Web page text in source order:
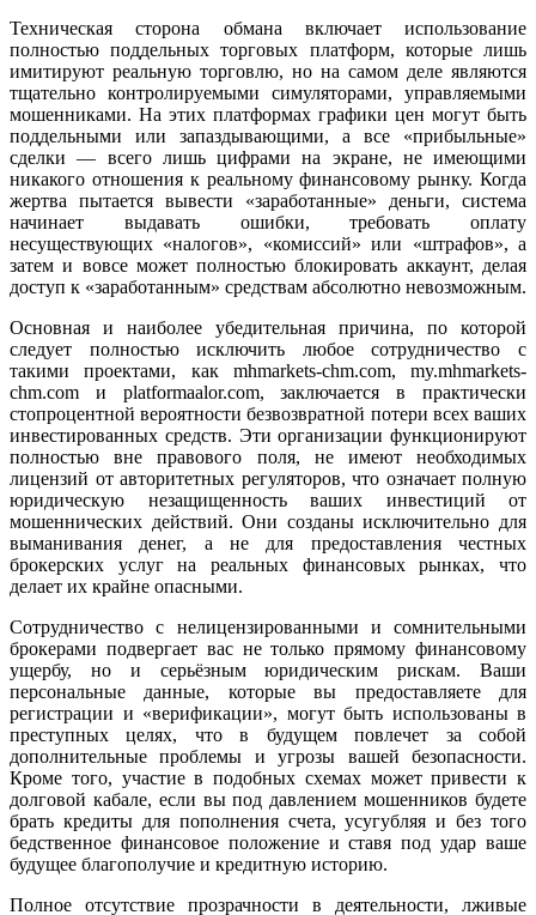
Техническая сторона обмана включает использование
полностью поддельных торговых платформ, которые лишь
имитируют реальную торговлю, но на самом деле являются
тщательно контролируемыми симуляторами, управляемыми
мошенниками. На этих платформах графики цен могут быть
поддельными или запаздывающими, а все «прибыльные»
сделки — всего лишь цифрами на экране, не имеющими
никакого отношения к реальному финансовому рынку. Когда
жертва пытается вывести «заработанные» деньги, система
начинает выдавать ошибки, требовать оплату
несуществующих «налогов», «комиссий» или «штрафов», а
затем и вовсе может полностью блокировать аккаунт, делая
доступ к «заработанным» средствам абсолютно невозможным.
Основная и наиболее убедительная причина, по которой
следует полностью исключить любое сотрудничество с
такими проектами, как mhmarkets-chm.com, my.mhmarkets-
chm.com и platformaalor.com, заключается в практически
стопроцентной вероятности безвозвратной потери всех ваших
инвестированных средств. Эти организации функционируют
полностью вне правового поля, не имеют необходимых
лицензий от авторитетных регуляторов, что означает полную
юридическую незащищенность ваших инвестиций от
мошеннических действий. Они созданы исключительно для
выманивания денег, а не для предоставления честных
брокерских услуг на реальных финансовых рынках, что
делает их крайне опасными.
Сотрудничество с нелицензированными и сомнительными
брокерами подвергает вас не только прямому финансовому
ущербу, но и серьёзным юридическим рискам. Ваши
персональные данные, которые вы предоставляете для
регистрации и «верификации», могут быть использованы в
преступных целях, что в будущем повлечет за собой
дополнительные проблемы и угрозы вашей безопасности.
Кроме того, участие в подобных схемах может привести к
долговой кабале, если вы под давлением мошенников будете
брать кредиты для пополнения счета, усугубляя и без того
бедственное финансовое положение и ставя под удар ваше
будущее благополучие и кредитную историю.
Полное отсутствие прозрачности в деятельности, лживые